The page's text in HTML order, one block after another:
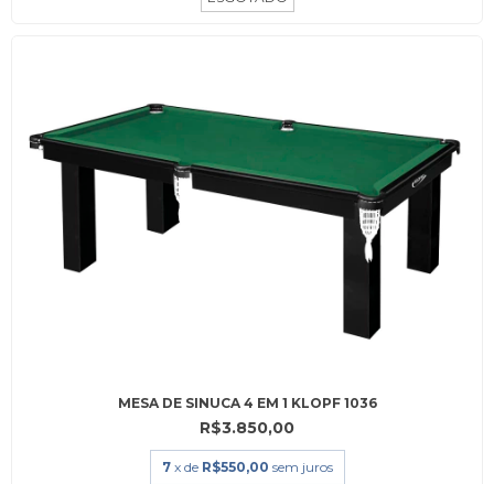
MESA DE SINUCA 4 EM 1 KLOPF 1036
R$3.850,00
7 x de R$550,00 sem juros